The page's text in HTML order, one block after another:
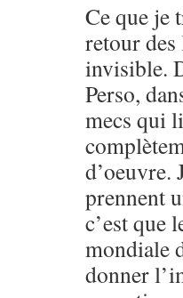
Ce que je
retour
invisible.
Perso,
mecs qui
d’oeuvre.
prennent
c’est que
mondiale
donner